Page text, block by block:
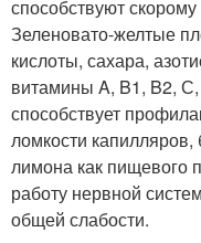
способствуют
Зеленовато-желтые
кислоты, сахара,
витамины A, B1, B2,
способствует
ломкости
лимона как пищевого
работу нервной
общей слабости.